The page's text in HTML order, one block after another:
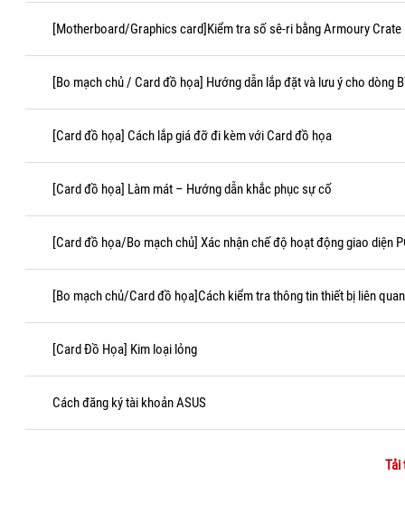
[Motherboard/Graphics card]Kiểm tra số sê-ri bằng Armoury Crate
[Bo mạch chủ / Card đồ họa] Hướng dẫn lắp đặt và lưu ý cho dòng
[Card đồ họa] Cách lắp giá đỡ đi kèm với Card đồ họa
[Card đồ họa] Làm mát – Hướng dẫn khắc phục sự cố
[Card đồ họa/Bo mạch chủ] Xác nhận chế độ hoạt động giao diện
[Bo mạch chủ/Card đồ họa]Cách kiểm tra thông tin thiết bị liên
[Card Đồ Họa] Kim loại lỏng
Cách đăng ký tài khoản ASUS
Tải